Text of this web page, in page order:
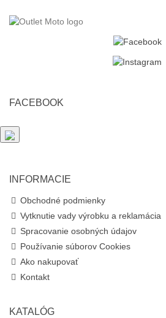
FACEBOOK
INFORMACIE
Obchodné podmienky
Vytknutie vady výrobku a reklamácia
Spracovanie osobných údajov
Používanie súborov Cookies
Ako nakupovať
Kontakt
KATALÓG